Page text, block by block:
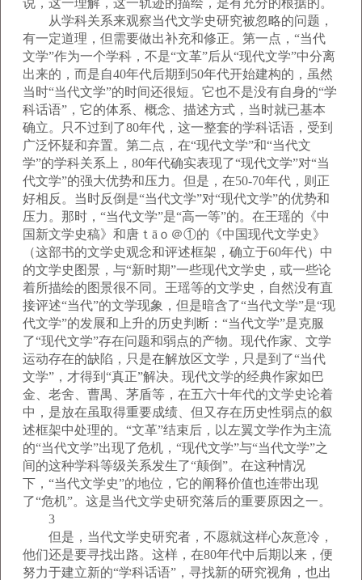
说，这一理解，这一轨迹的描绘，是有充分的根据的。
从学科关系来观察当代文学史研究被忽略的问题，
有一定道理，但需要做出补充和修正。第一点，“当代
文学”作为一个学科，不是“文革”后从“现代文学”中分离
出来的，而是自40年代后期到50年代开始建构的，虽然
当时“当代文学”的时间还很短。它也不是没有自身的“学
科话语”，它的体系、概念、描述方式，当时就已基本
确立。只不过到了80年代，这一整套的学科话语，受到
广泛怀疑和弃置。第二点，在“现代文学”和“当代文
学”的学科关系上，80年代确实表现了“现代文学”对“当
代文学”的强大优势和压力。但是，在50-70年代，则正
好相反。当时反倒是“当代文学”对“现代文学”的优势和
压力。那时，“当代文学”是“高一等”的。在王瑶的《中
国新文学史稿》和唐ｔāｏ＠①的《中国现代文学史》
（这部书的文学史观念和评述框架，确立于60年代）中
的文学史图景，与“新时期”一些现代文学史，或一些论
着所描绘的图景很不同。王瑶等的文学史，自然没有直
接评述“当代”的文学现象，但是暗含了“当代文学”是“现
代文学”的发展和上升的历史判断：“当代文学”是克服
了“现代文学”存在问题和弱点的产物。现代作家、文学
运动存在的缺陷，只是在解放区文学，只是到了“当代
文学”，才得到“真正”解决。现代文学的经典作家如巴
金、老舍、曹禺、茅盾等，在五六十年代的文学史论着
中，是放在虽取得重要成绩、但又存在历史性弱点的叙
述框架中处理的。“文革”结束后，以左翼文学作为主流
的“当代文学”出现了危机，“现代文学”与“当代文学”之
间的这种学科等级关系发生了“颠倒”。在这种情况
下，“当代文学史”的地位，它的阐释价值也连带出现
了“危机”。这是当代文学史研究落后的重要原因之一。
3
但是，当代文学史研究者，不愿就这样心灰意冷，
他们还是要寻找出路。这样，在80年代中后期以来，便
努力于建立新的“学科话语”，寻找新的研究视角，也出